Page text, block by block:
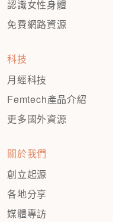
認識女性身體
免費網路資源
科技
月經科技
Femtech產品介紹
更多國外資源
關於我們
創立起源
各地分享
媒體專訪